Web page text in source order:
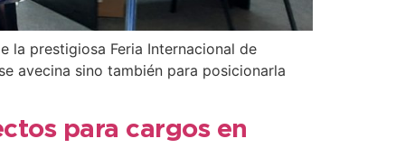
la prestigiosa Feria Internacional de
avecina sino también para posicionarla
para cargos en